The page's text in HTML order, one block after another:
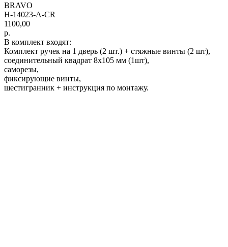
BRAVO
H-14023-A-CR
1100,00
р.
В комплект входят:
Комплект ручек на 1 дверь (2 шт.) + стяжные винты (2 шт),
соединительный квадрат 8x105 мм (1шт),
саморезы,
фиксирующие винты,
шестигранник + инструкция по монтажу.